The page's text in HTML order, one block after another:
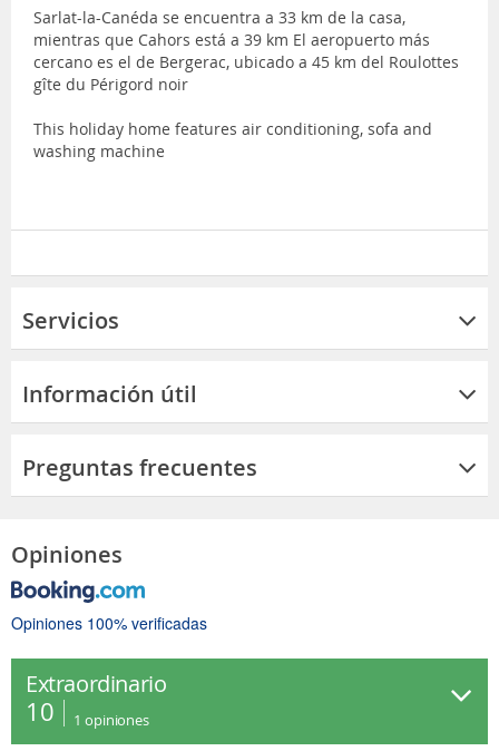
Sarlat-la-Canéda se encuentra a 33 km de la casa,
mientras que Cahors está a 39 km El aeropuerto más
cercano es el de Bergerac, ubicado a 45 km del Roulottes
gîte du Périgord noir
This holiday home features air conditioning, sofa and
washing machine
Servicios
Información útil
Preguntas frecuentes
Opiniones
Opiniones 100% verificadas
Extraordinario
10 1 opiniones